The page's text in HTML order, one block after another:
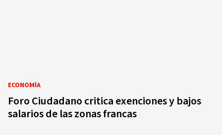
ECONOMÍA
Foro Ciudadano critica exenciones y bajos
salarios de las zonas francas